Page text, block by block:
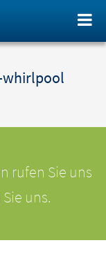
whirlpool
rufen Sie uns
Sie uns.